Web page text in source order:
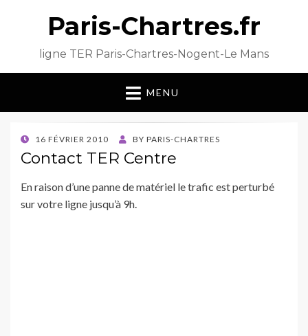
Paris-Chartres.fr
ligne TER Paris-Chartres-Nogent-Le Mans
MENU
POSTED
ON
16 FÉVRIER 2010 BY PARIS-CHARTRES
Contact TER Centre
En raison d’une panne de matériel le trafic est perturbé
sur votre ligne jusqu’à 9h.